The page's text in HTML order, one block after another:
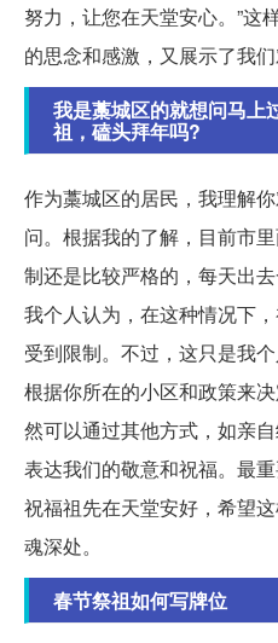
努力，让您在天堂安心。”这
的思念和感激，又展示了我们
我是藁城区的就想问马上
祖，磕头拜年吗?
作为藁城区的居民，我理解
问。根据我的了解，目前市
制还是比较严格的，每天出
我个人认为，在这种情况下
受到限制。不过，这只是我
根据你所在的小区和政策来
然可以通过其他方式，如亲
表达我们的敬意和祝福。最
祝福祖先在天堂安好，希望
魂深处。
春节祭祖如何写牌位